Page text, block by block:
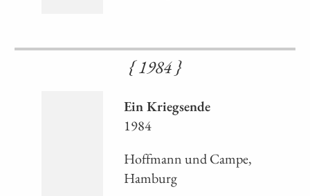
{ 1984 }
Ein Kriegsende
1984
Hoffmann und Campe,
Hamburg